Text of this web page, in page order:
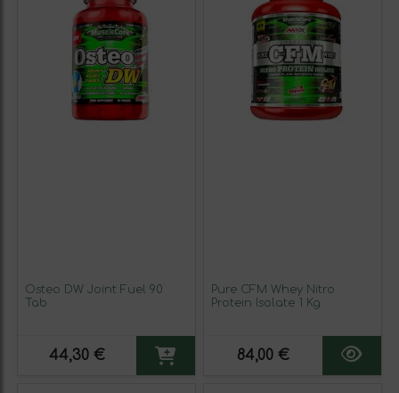
Osteo DW Joint Fuel 90
Tab
44,30 €
Pure CFM Whey Nitro
Protein Isolate 1 Kg
84,00 €